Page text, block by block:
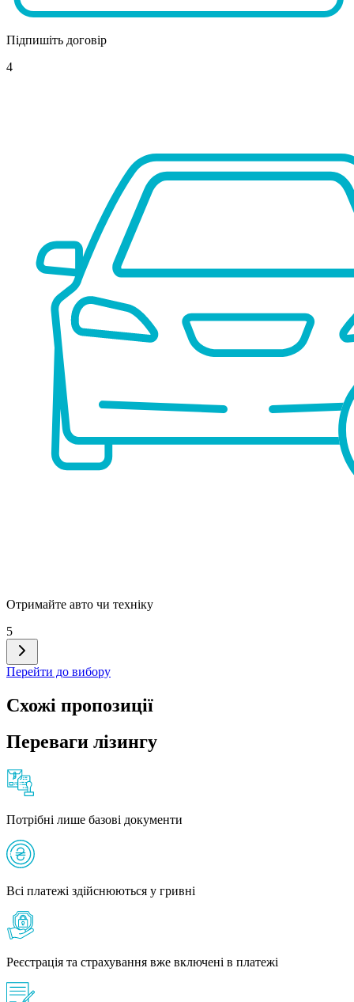
Підпишіть договір
4
Отримайте авто чи техніку
5
Перейти до вибору
Схожі пропозиції
Переваги лізингу
Потрібні лише базові документи
Всі платежі здійснюються у гривні
Реєстрація та страхування вже включені в платежі